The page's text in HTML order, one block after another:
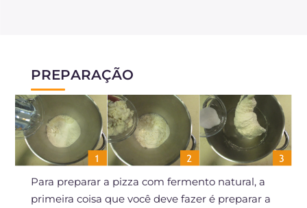
PREPARAÇÃO
Para preparar a pizza com fermento natural, a
primeira coisa que você deve fazer é preparar a